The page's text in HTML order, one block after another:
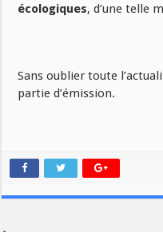
écologiques, d’une telle
Sans oublier toute
partie d’émission.